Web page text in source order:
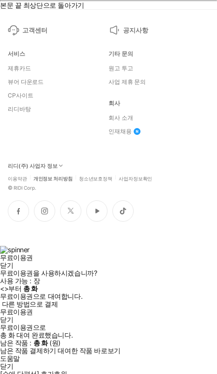
본문 끝 최상단으로 돌아가기
고객센터 공지사항
서비스
제휴카드
뷰어 다운로드
CP사이트
리디바탕
기타 문의
원고 투고
사업 제휴 문의
회사
회사 소개
인재채용
리디(주) 사업자 정보
이용약관 개인정보 처리방침 청소년보호정책 사업자정보확인
© RIDI Corp.
페
이
인
스
트
위
유
튜
틱
톡
무료이용권
닫기
무료이용권을 사용하시겠습니까?
사용 가능 : 장
<>부터 총화
무료이용권으로 대여합니다.
다른 방법으로 결제
무료이용권
닫기
무료이용권으로
총 화대여 완료했습니다.
남은 작품 : 총화(원)
남은 작품 결제하기 대여한 작품 바로보기
도움말
닫기